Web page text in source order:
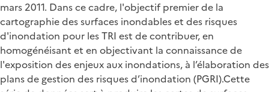
mars 2011. Dans ce cadre, l'objectif premier de la
cartographie des surfaces inondables et des risques
d'inondation pour les TRI est de contribuer, en
homogénéisant et en objectivant la connaissance de
l'exposition des enjeux aux inondations, à l’élaboration des
plans de gestion des risques d’inondation (PGRI).Cette